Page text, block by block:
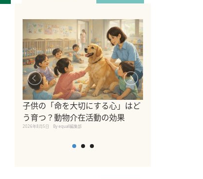
子供の「命を大切にする心」はど
う育つ？動物介在活動の効果
2026年8月5日 By equall編集部